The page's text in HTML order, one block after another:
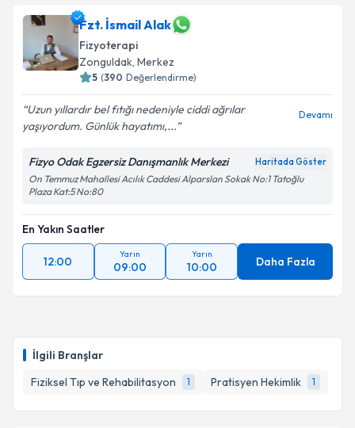
İlgili Branşlar
Fiziksel Tıp ve Rehabilitasyon
1 Pratisyen Hekimlik 1
Takvim Talebini Gönder
Dr. Musa Soyvural için randevu takvimi talebi
oluşturun. Size bu uzmandan randevu almanız için bir
takvim hazırlandığında e-posta ile bilgilendireceğiz.
E-posta Adresiniz
Kişisel verilerimin işlenmesine ilişkin
Aydınlatma
Metni'ni okudum ve kişisel verilerimin belirtilen
kapsamda işlenmesini kabul ediyorum.
Takvim Talebini Gönder
Fzt. İsmail Alak
Fizyoterapi
Zonguldak, Merkez
5 (390 Değerlendirme)
Uzun yıllardır bel fıtığı nedeniyle ciddi ağrılar
yaşıyordum. Günlük hayatımı,...
Devamı
Fizyo Odak Egzersiz Danışmanlık Merkezi Haritada Göster
On Temmuz Mahallesi Acılık Caddesi Alparslan Sokak No:1 Tatoğlu
Plaza Kat:5 No:80
En Yakın Saatler
12:00
Yarın
09:00
Yarın
10:00 Daha Fazla